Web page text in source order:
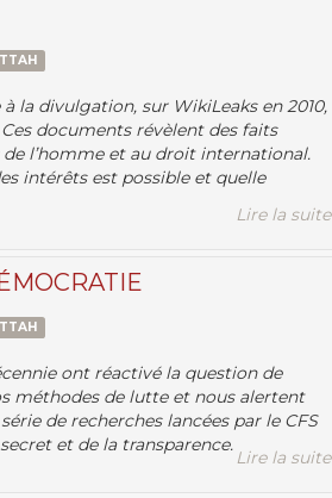
la divulgation, sur WikiLeaks en 2010,
documents révèlent des faits
l’homme et au droit international.
intérêts est possible et quelle
Lire la suite
ont réactivé la question de
méthodes de lutte et nous alertent
de recherches lancées par le CFS
et de la transparence.
Lire la suite